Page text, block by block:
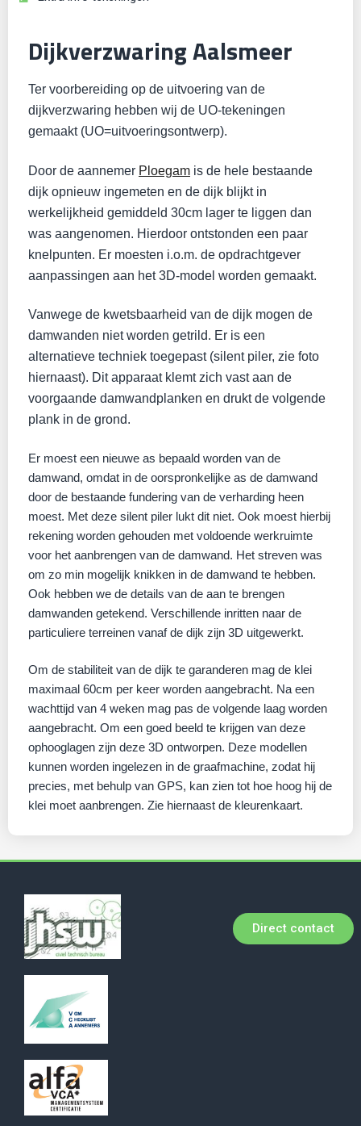
Direct contact
Dijkverzwaring Aalsmeer
Ter voorbereiding op de uitvoering van de
dijkverzwaring hebben wij de UO-tekeningen
gemaakt (UO=uitvoeringsontwerp).
Door de aannemer Ploegam is de hele bestaande
dijk opnieuw ingemeten en de dijk blijkt in
werkelijkheid gemiddeld 30cm lager te liggen dan
was aangenomen. Hierdoor ontstonden een paar
knelpunten. Er moesten i.o.m. de opdrachtgever
aanpassingen aan het 3D-model worden gemaakt.
Vanwege de kwetsbaarheid van de dijk mogen de
damwanden niet worden getrild. Er is een
alternatieve techniek toegepast (silent piler, zie foto
hiernaast). Dit apparaat klemt zich vast aan de
voorgaande damwandplanken en drukt de volgende
plank in de grond.
Er moest een nieuwe as bepaald worden van de
damwand, omdat in de oorspronkelijke as de damwand
door de bestaande fundering van de verharding heen
moest. Met deze silent piler lukt dit niet. Ook moest hierbij
rekening worden gehouden met voldoende werkruimte
voor het aanbrengen van de damwand. Het streven was
om zo min mogelijk knikken in de damwand te hebben.
Ook hebben we de details van de aan te brengen
damwanden getekend. Verschillende inritten naar de
particuliere terreinen vanaf de dijk zijn 3D uitgewerkt.
Om de stabiliteit van de dijk te garanderen mag de klei
maximaal 60cm per keer worden aangebracht. Na een
wachttijd van 4 weken mag pas de volgende laag worden
aangebracht. Om een goed beeld te krijgen van deze
ophooglagen zijn deze 3D ontworpen. Deze modellen
kunnen worden ingelezen in de graafmachine, zodat hij
precies, met behulp van GPS, kan zien tot hoe hoog hij de
klei moet aanbrengen. Zie hiernaast de kleurenkaart.